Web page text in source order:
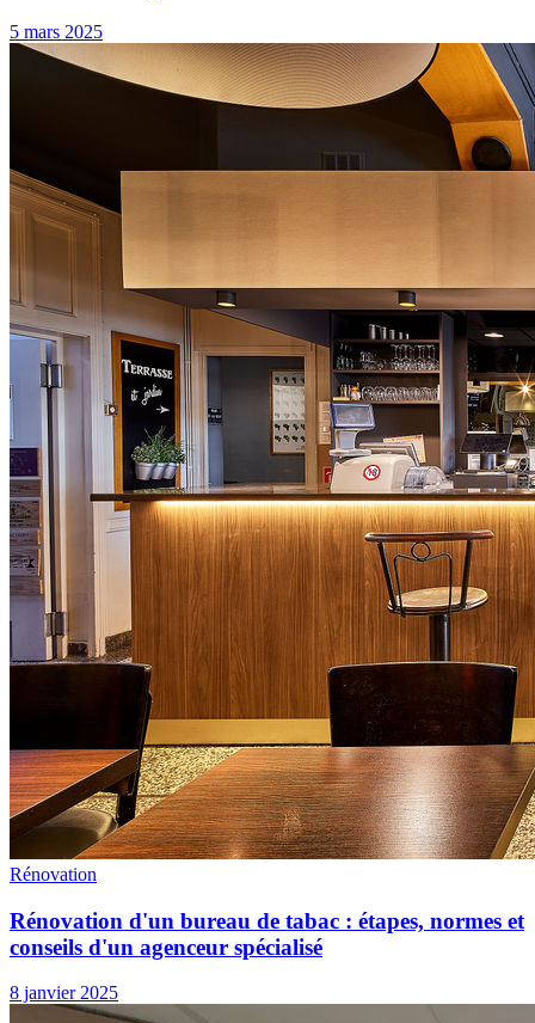
5 mars 2025
Rénovation
Rénovation d'un bureau de tabac : étapes, normes et
conseils d'un agenceur spécialisé
8 janvier 2025